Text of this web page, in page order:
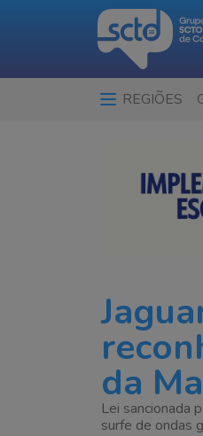
REGIÕES
da
Lei sancionada
surfe de ondas